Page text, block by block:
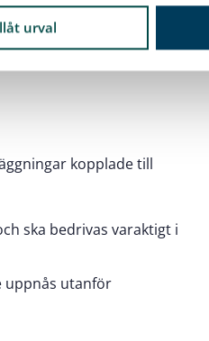
urval
eller bebyggelse.
kopplade till
ska bedrivas varaktigt i
uppnås utanför